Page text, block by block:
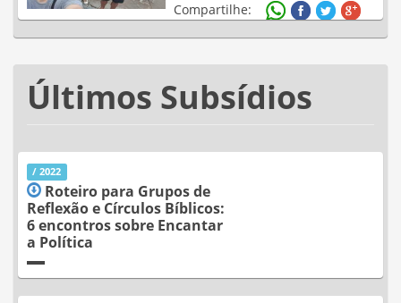
Compartilhe:
Últimos Subsídios
/ 2022
Roteiro para Grupos de
Reflexão e Círculos Bíblicos:
6 encontros sobre Encantar
a Política